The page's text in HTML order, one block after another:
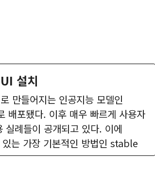
설치
만들어지는 인공지능 모델인
포됐다. 이후 매우 빠르게 사용자
실례들이 공개되고 있다. 이에
는 가장 기본적인 방법인 stable